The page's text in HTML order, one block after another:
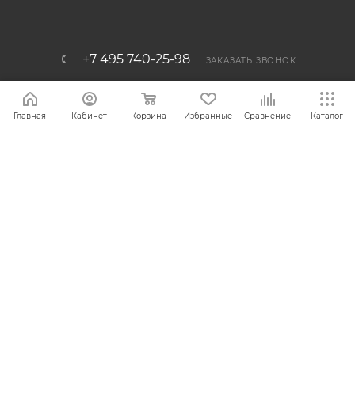
+7 495 740-25-98 ЗАКАЗАТЬ ЗВОНОК
info@bemal.ru
г. Москва, 1-й Варшавский проезд,
Главная Кабинет Корзина Избранные Сравнение Каталог